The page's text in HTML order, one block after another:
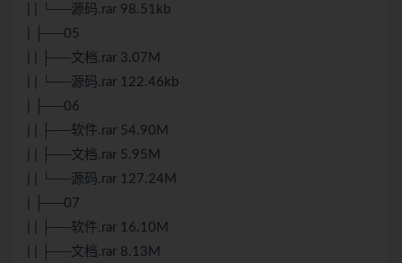
| | └──源码.rar 98.51kb
| ├──05
| | ├──文档.rar 3.07M
| | └──源码.rar 122.46kb
| ├──06
| | ├──软件.rar 54.90M
| | ├──文档.rar 5.95M
| | └──源码.rar 127.24M
| ├──07
| | ├──软件.rar 16.10M
| | ├──文档.rar 8.13M